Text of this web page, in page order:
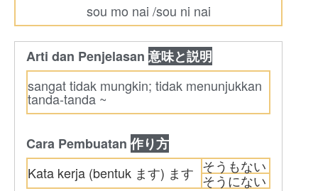
sou mo nai /sou ni nai
Arti dan Penjelasan 意味と説明
sangat tidak mungkin; tidak menunjukkan
tanda-tanda ~
Cara Pembuatan 作り方
Kata kerja (bentuk ます) ます そうもない
そうにない